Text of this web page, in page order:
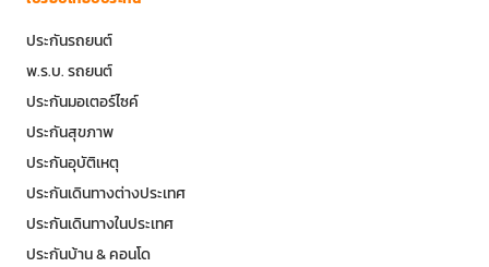
ประกันรถยนต์
พ.ร.บ. รถยนต์
ประกันมอเตอร์ไซค์
ประกันสุขภาพ
ประกันอุบัติเหตุ
ประกันเดินทางต่างประเทศ
ประกันเดินทางในประเทศ
ประกันบ้าน & คอนโด